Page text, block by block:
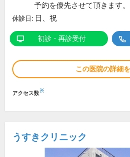
予約を優先させて頂きます。
休診日: 日、祝
初診・再診受付
この医院の詳細
アクセス数※
うすきクリニック